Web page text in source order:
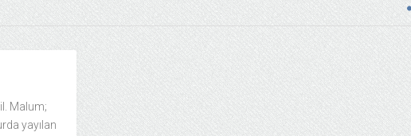
Malum;
yayılan